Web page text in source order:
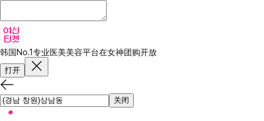
韩国No.1专业医美美容平台在女神团购开放
打开
关闭